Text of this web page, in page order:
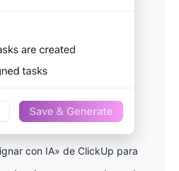
con IA» de ClickUp para